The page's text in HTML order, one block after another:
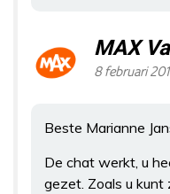
MAX
8 februari
Beste Marianne
De chat werkt, u
gezet. Zoals u